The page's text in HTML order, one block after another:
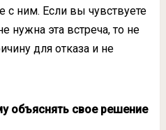
с ним. Если вы чувствуете
нужна эта встреча, то не
для отказа и не
объяснять свое решение